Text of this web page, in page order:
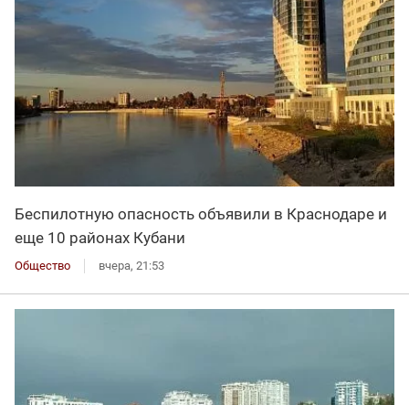
Беспилотную опасность объявили в Краснодаре и
еще 10 районах Кубани
Общество вчера, 21:53